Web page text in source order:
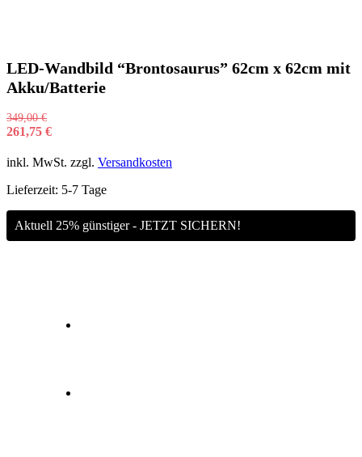
LED-Wandbild “Brontosaurus” 62cm x 62cm mit
Akku/Batterie
349,00€
261,75 €
inkl. MwSt. zzgl. Versandkosten
Lieferzeit: 5-7 Tage
Aktuell 25% günstiger - JETZT SICHERN!